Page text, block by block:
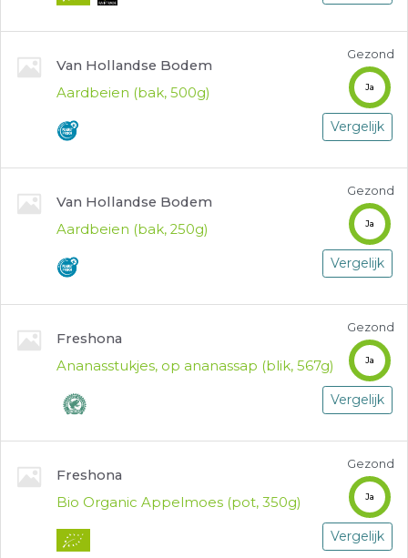
Van Hollandse Bodem
Aardbeien (bak, 500g)
Gezond
Ja
Vergelijk
Van Hollandse Bodem
Aardbeien (bak, 250g)
Gezond
Ja
Vergelijk
Freshona
Ananasstukjes, op ananassap (blik, 567g)
Gezond
Ja
Vergelijk
Freshona
Bio Organic Appelmoes (pot, 350g)
Gezond
Ja
Vergelijk